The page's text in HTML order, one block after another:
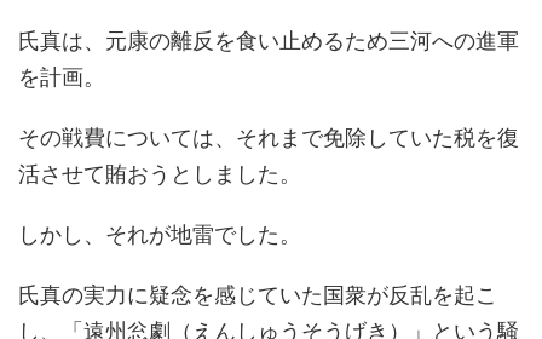
氏真は、元康の離反を食い止めるため三河への進軍
を計画。
その戦費については、それまで免除していた税を復
活させて賄おうとしました。
しかし、それが地雷でした。
氏真の実力に疑念を感じていた国衆が反乱を起こ
し、「遠州忩劇（えんしゅうそうげき）」という騒